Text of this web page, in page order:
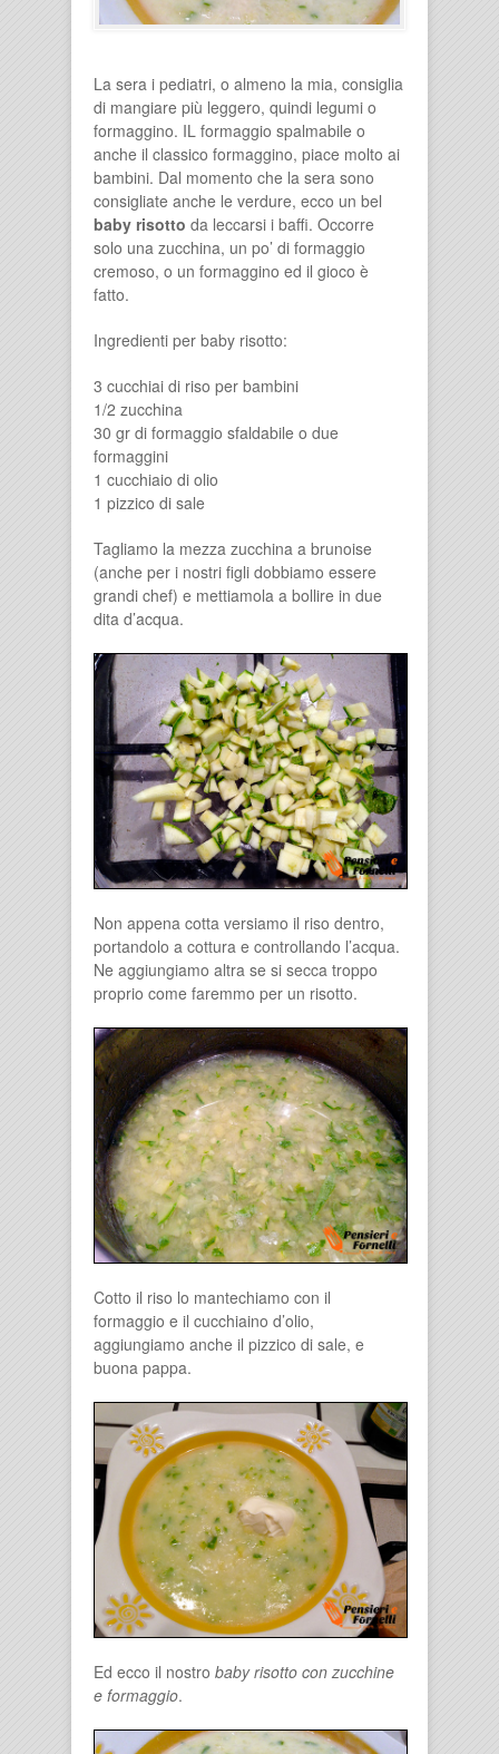
La sera i pediatri, o almeno la mia, consiglia
di mangiare più leggero, quindi legumi o
formaggino. IL formaggio spalmabile o
anche il classico formaggino, piace molto ai
bambini. Dal momento che la sera sono
consigliate anche le verdure, ecco un bel
baby risotto da leccarsi i baffi. Occorre
solo una zucchina, un po’ di formaggio
cremoso, o un formaggino ed il gioco è
fatto.
Ingredienti per baby risotto:
3 cucchiai di riso per bambini
1/2 zucchina
30 gr di formaggio sfaldabile o due
formaggini
1 cucchiaio di olio
1 pizzico di sale
Tagliamo la mezza zucchina a brunoise
(anche per i nostri figli dobbiamo essere
grandi chef) e mettiamola a bollire in due
dita d’acqua.
Non appena cotta versiamo il riso dentro,
portandolo a cottura e controllando l’acqua.
Ne aggiungiamo altra se si secca troppo
proprio come faremmo per un risotto.
Cotto il riso lo mantechiamo con il
formaggio e il cucchiaino d’olio,
aggiungiamo anche il pizzico di sale, e
buona pappa.
Ed ecco il nostro baby risotto con zucchine
e formaggio.